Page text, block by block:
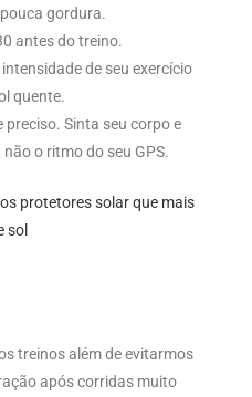
gordura.
antes do treino.
de seu exercício
quente.
preciso. Sinta seu corpo e
o ritmo do seu GPS.
protetores solar que mais
sol
treinos além de evitarmos
após corridas muito